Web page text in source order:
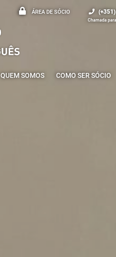
ÁREA DE SÓCIO
Chamada
QUEM SOMOS COMO SER SÓCIO